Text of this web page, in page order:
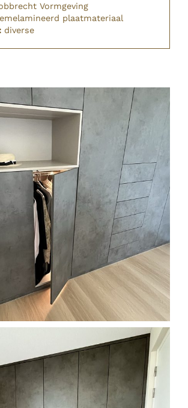
Vormgeving
plaatmateriaal
diverse